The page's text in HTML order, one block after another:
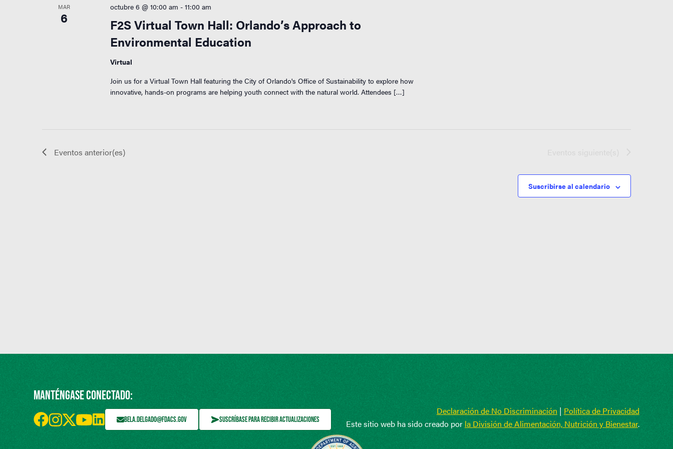
MAR
6
F2S Virtual Town Hall: Orlando’s Approach to
Environmental Education
octubre 6 @ 10:00 am - 11:00 am
Virtual
Join us for a Virtual Town Hall featuring the City of Orlando's Office of Sustainability to explore how
innovative, hands-on programs are helping youth connect with the natural world. Attendees […]
Eventos anterior(es)
Suscribirse al calendario
MANTÉNGASE CONECTADO:
BELA.DELGADO@FDACS.GOV SUSCRÍBASE PARA RECIBIR ACTUALIZACIONES
Declaración de No Discriminación | Política de Privacidad
Este sitio web ha sido creado por la División de Alimentación, Nutrición y Bienestar.